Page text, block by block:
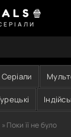
Серіали
» Поки її не було